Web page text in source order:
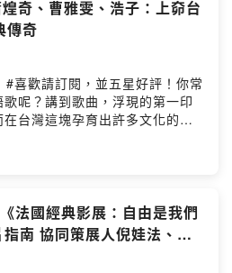
podcasts/7407e3d0-4af7-
奇、曹雅雯、浩子：上奅台
傳奇
#喜歡請訂閱，並五星好評！你常
呢？講到歌曲，浮現的第一印
台灣這塊孕育出許多文化的土
傳統歌謠結合新世代演唱方
就能感受到他們熱愛台灣歌的
典傳奇》FB：
profile.php?
：
《法國經典影展：自由是我們
南 協同策展人倪娃法、影